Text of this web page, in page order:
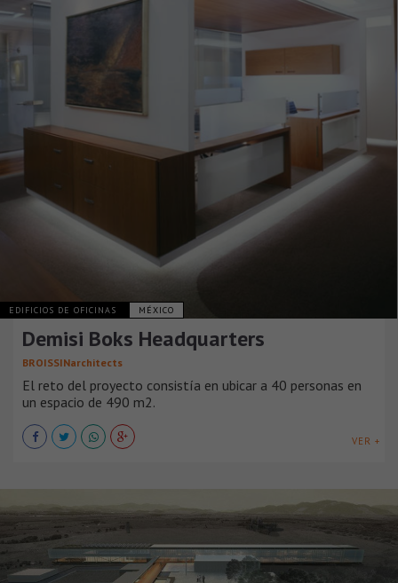
EDIFICIOS DE OFICINAS MÉXICO
Demisi Boks Headquarters
BROISSINarchitects
El reto del proyecto consistía en ubicar a 40 personas en
un espacio de 490 m2.
VER +